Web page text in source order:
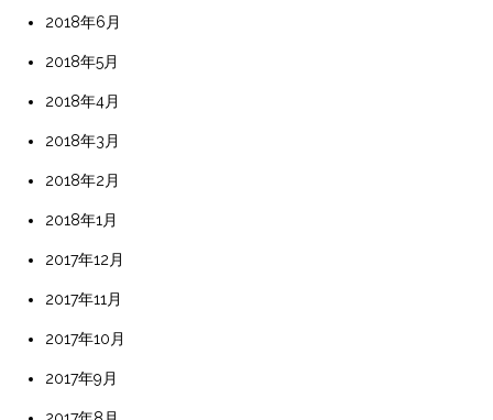
2018年6月
2018年5月
2018年4月
2018年3月
2018年2月
2018年1月
2017年12月
2017年11月
2017年10月
2017年9月